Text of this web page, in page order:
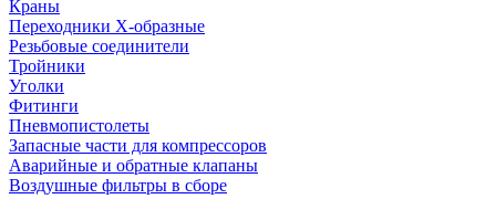
Краны
Переходники Х-образные
Резьбовые соединители
Тройники
Уголки
Фитинги
Пневмопистолеты
Запасные части для компрессоров
Аварийные и обратные клапаны
Воздушные фильтры в сборе